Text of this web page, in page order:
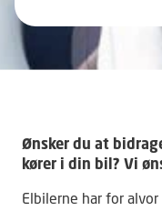
Ønsker du at
kører i din bil? Vi
Elbilerne har for